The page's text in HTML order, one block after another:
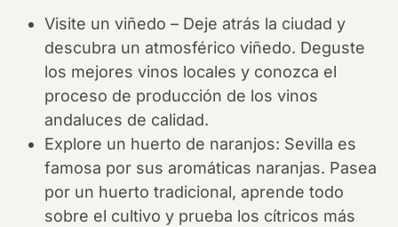
Visite un viñedo – Deje atrás la ciudad y
descubra un atmosférico viñedo. Deguste
los mejores vinos locales y conozca el
proceso de producción de los vinos
andaluces de calidad.
Explore un huerto de naranjos: Sevilla es
famosa por sus aromáticas naranjas. Pasea
por un huerto tradicional, aprende todo
sobre el cultivo y prueba los cítricos más